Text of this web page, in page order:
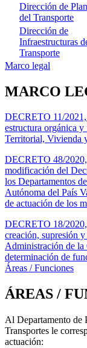
Dirección de
del Transporte
Dirección de
Infraestructuras
Transporte
Marco legal
MARCO
DECRETO 11/2021,
estructura orgánica
Territorial, Vivienda
DECRETO 48/
modificación del
los Departamentos
Autónoma del País
de actuación de los
DECRETO 18/2020,
creación, supresión
Administración de la
determinación de
Áreas / Funciones
ÁREAS /
Al Departamento
Transportes le
actuación: